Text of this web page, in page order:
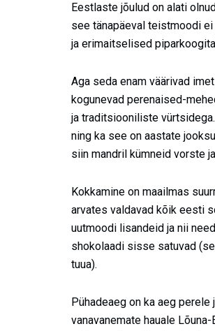
Eestlaste jõulud on alati
see tänapäeval teistmoodi
ja erimaitselised
Aga seda enam väärivad
kogunevad perenaised-
ja traditsiooniliste
ning ka see on aastate
siin mandril kümneid vorste
Kokkamine on maailmas
arvates valdavad kõik eesti
uutmoodi lisandeid ja nii
shokolaadi sisse satuvad
tuua).
Pühadeaeg on ka aeg
vanavanemate hauale